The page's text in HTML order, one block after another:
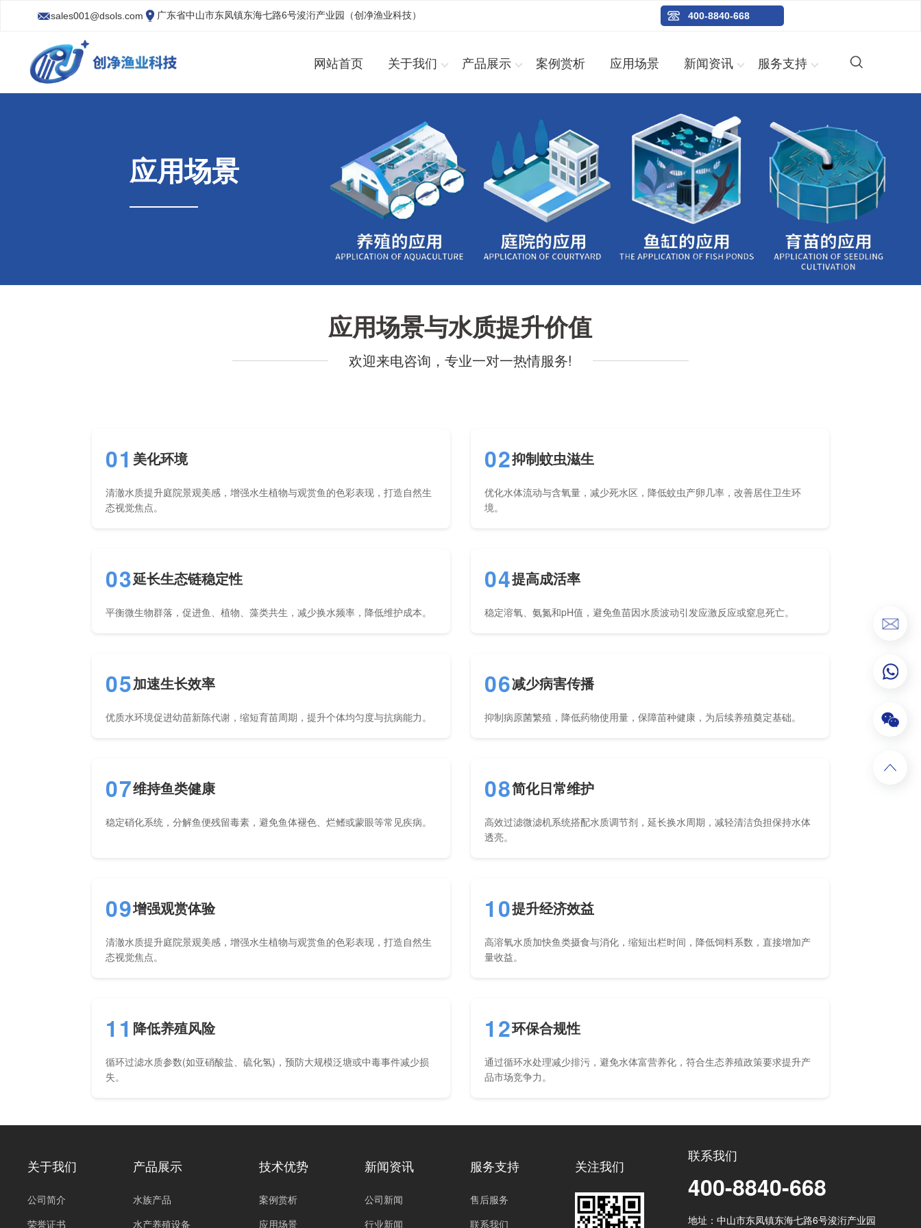
sales001@dsols.com 广东省中山市东凤镇东海七路6号浚洐产业园（创净渔业科技） 400-8840-668
网站首页 关于我们 产品展示 案例赏析 应用场景 新闻资讯 服务支持
应用场景
应用场景与水质提升价值
欢迎来电咨询，专业一对一热情服务!
01美化环境
清澈水质提升庭院景观美感，增强水生植物与观赏鱼的色彩表现，打造自然生
态视觉焦点。
02抑制蚊虫滋生
优化水体流动与含氧量，减少死水区，降低蚊虫产卵几率，改善居住卫生环
境。
03延长生态链稳定性
平衡微生物群落，促进鱼、植物、藻类共生，减少换水频率，降低维护成本。
04提高成活率
稳定溶氧、氨氮和pH值，避免鱼苗因水质波动引发应激反应或窒息死亡。
05加速生长效率
优质水环境促进幼苗新陈代谢，缩短育苗周期，提升个体均匀度与抗病能力。
06减少病害传播
抑制病原菌繁殖，降低药物使用量，保障苗种健康，为后续养殖奠定基础。
07维持鱼类健康
稳定硝化系统，分解鱼便残留毒素，避免鱼体褪色、烂鳍或蒙眼等常见疾病。
08简化日常维护
高效过滤微滤机系统搭配水质调节剂，延长换水周期，减轻清洁负担保持水体
透亮。
09增强观赏体验
清澈水质提升庭院景观美感，增强水生植物与观赏鱼的色彩表现，打造自然生
态视觉焦点。
10提升经济效益
高溶氧水质加快鱼类摄食与消化，缩短出栏时间，降低饲料系数，直接增加产
量收益。
11 降低养殖风险
循环过滤水质参数(如亚硝酸盐、硫化氢)，预防大规模泛塘或中毒事件减少损
失。
12环保合规性
通过循环水处理减少排污，避免水体富营养化，符合生态养殖政策要求提升产
品市场竞争力。
关于我们
公司简介
荣誉证书
产品展示
水族产品
水产养殖设备
技术优势
案例赏析
应用场景
新闻资讯
公司新闻
行业新闻
服务支持
售后服务
联系我们
关注我们
联系我们
400-8840-668
地址：中山市东凤镇东海七路6号浚洐产业园